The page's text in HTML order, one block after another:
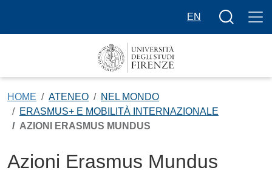
EN
Bottone
HOME ATENEO
NEL MONDO
ERASMUS+ E MOBILITÀ INTERNAZIONALE
AZIONI ERASMUS MUNDUS
Azioni Erasmus Mundus